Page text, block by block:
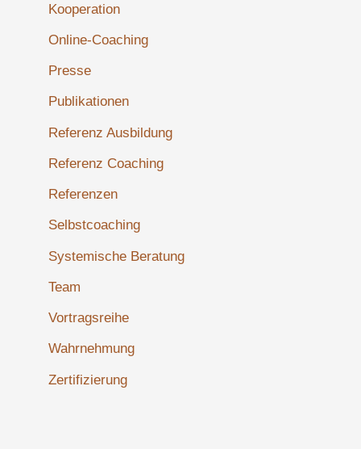
Kooperation
Online-Coaching
Presse
Publikationen
Referenz Ausbildung
Referenz Coaching
Referenzen
Selbstcoaching
Systemische Beratung
Team
Vortragsreihe
Wahrnehmung
Zertifizierung